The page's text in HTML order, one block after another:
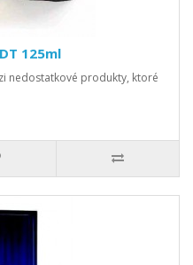
125ml
nedostatkové produkty, ktoré